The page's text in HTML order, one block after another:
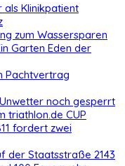
als Klinikpatient
zum Wassersparen
Garten Eden der
Pachtvertrag
noch gesperrt
triathlon.de CUP
fordert zwei
der Staatsstraße 2143